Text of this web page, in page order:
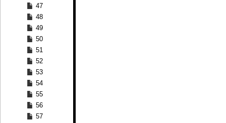
47
48
49
50
51
52
53
54
55
56
57